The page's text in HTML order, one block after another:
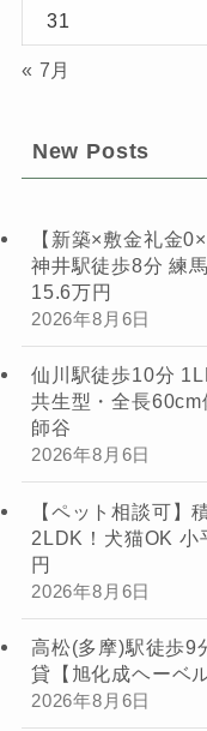
31
« 7月
New Posts
【新築×敷金礼金
神井駅徒歩8分 練
15.6万円
2026年8月6日
仙川駅徒歩10分
共生型・全長
師谷
2026年8月6日
【ペット相談可】
2LDK！犬猫OK 小
円
2026年8月6日
高松(多摩)駅徒歩9
貸【旭化成ヘーベ
2026年8月6日